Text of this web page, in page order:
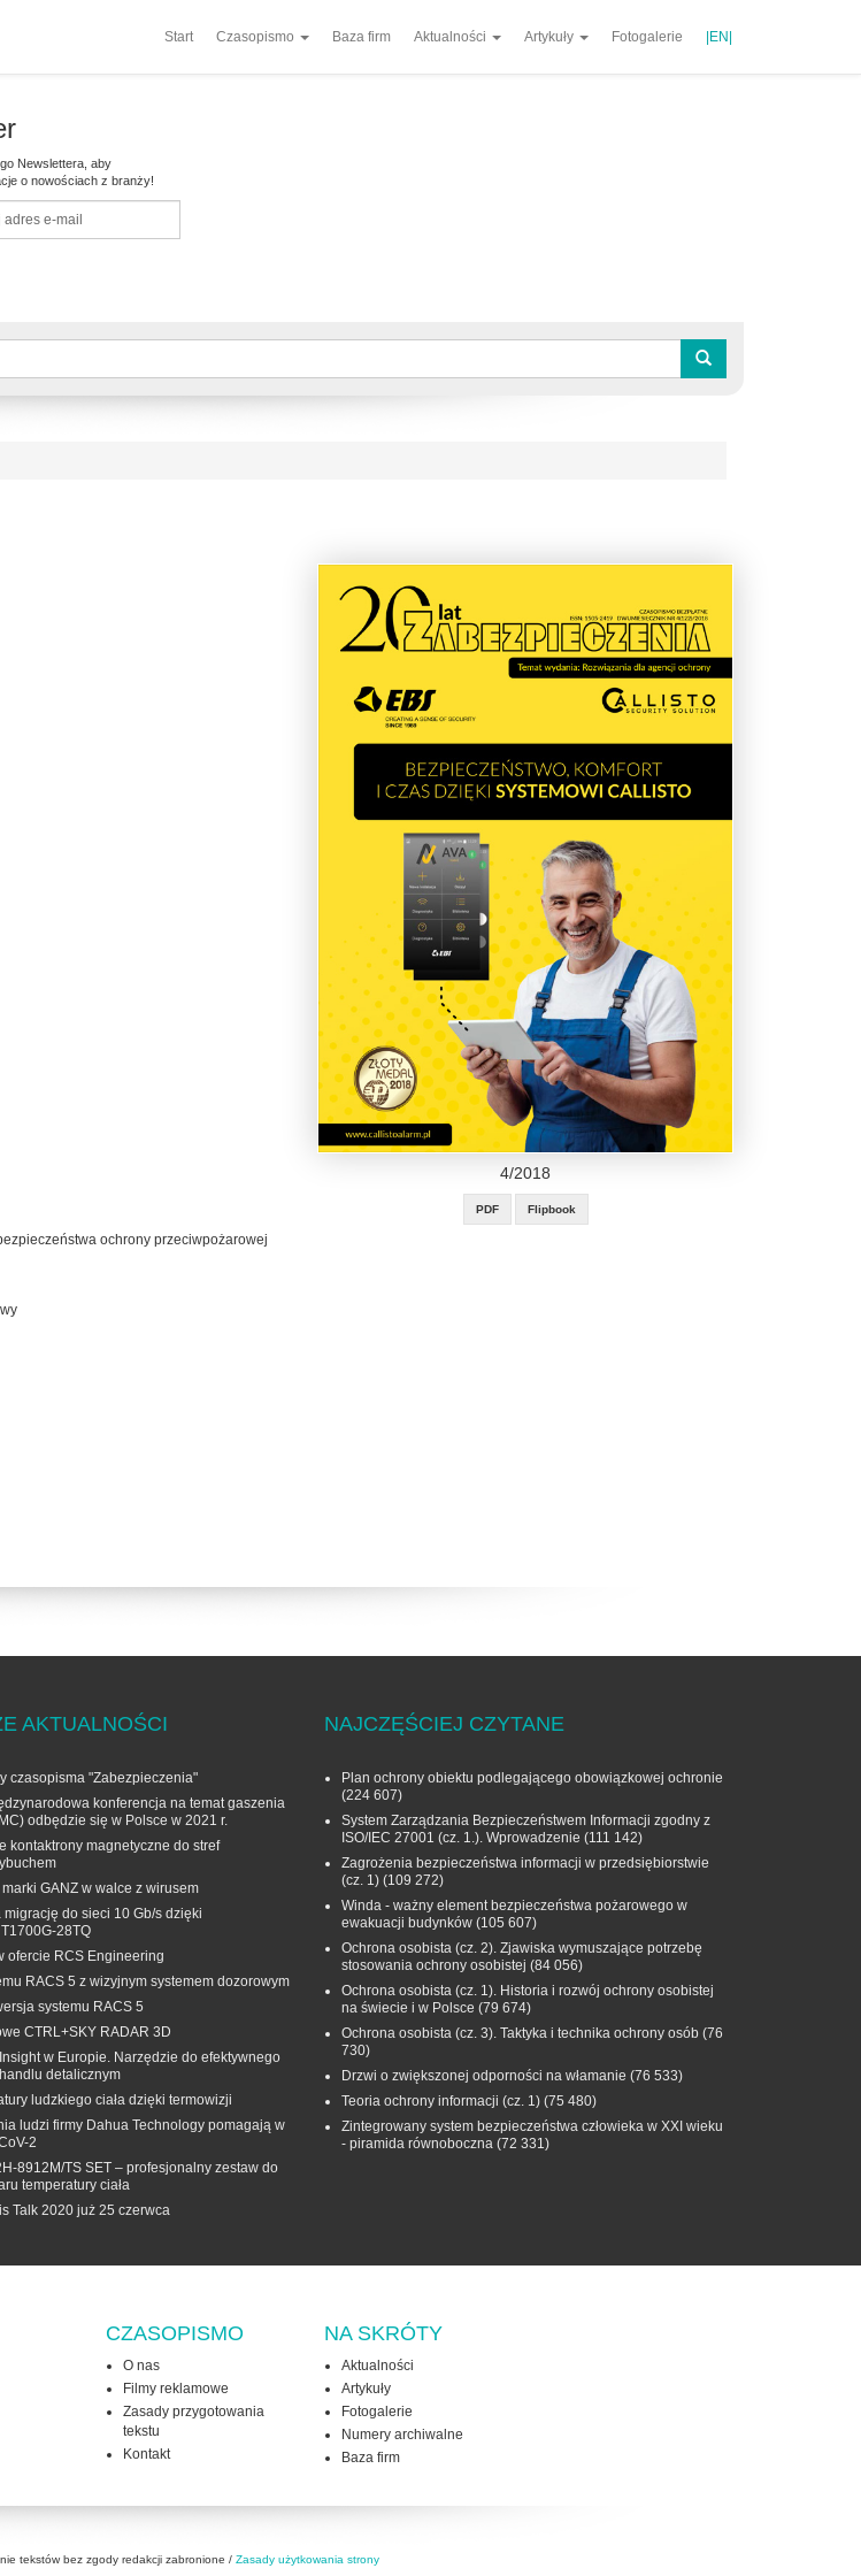
Start Czasopismo Baza firm Aktualności Artykuły Fotogalerie |EN|
Newslettera, aby
o nowościach z branży!
ochrony przeciwpożarowej
4/2018
PDF Flipbook
AKTUALNOŚCI
czasopisma "Zabezpieczenia"
konferencja na temat gaszenia
odbędzie się w Polsce w 2021 r.
kontaktrony magnetyczne do stref
GANZ w walce z wirusem
migrację do sieci 10 Gb/s dzięki
ofercie RCS Engineering
RACS 5 z wizyjnym systemem dozorowym
systemu RACS 5
CTRL+SKY RADAR 3D
w Europie. Narzędzie do efektywnego
detalicznym
ludzkiego ciała dzięki termowizji
ludzi firmy Dahua Technology pomagają w
2
8912M/TS SET – profesjonalny zestaw do
temperatury ciała
Talk 2020 już 25 czerwca
NAJCZĘŚCIEJ CZYTANE
Plan ochrony obiektu podlegającego obowiązkowej ochronie
(224 607)
System Zarządzania Bezpieczeństwem Informacji zgodny z
ISO/IEC 27001 (cz. 1.). Wprowadzenie (111 142)
Zagrożenia bezpieczeństwa informacji w przedsiębiorstwie
(cz. 1) (109 272)
Winda - ważny element bezpieczeństwa pożarowego w
ewakuacji budynków (105 607)
Ochrona osobista (cz. 2). Zjawiska wymuszające potrzebę
stosowania ochrony osobistej (84 056)
Ochrona osobista (cz. 1). Historia i rozwój ochrony osobistej
na świecie i w Polsce (79 674)
Ochrona osobista (cz. 3). Taktyka i technika ochrony osób (76
730)
Drzwi o zwiększonej odporności na włamanie (76 533)
Teoria ochrony informacji (cz. 1) (75 480)
Zintegrowany system bezpieczeństwa człowieka w XXI wieku
- piramida równoboczna (72 331)
CZASOPISMO
O nas
Filmy reklamowe
Zasady przygotowania
tekstu
Kontakt
NA SKRÓTY
Aktualności
Artykuły
Fotogalerie
Numery archiwalne
Baza firm
tekstów bez zgody redakcji zabronione / Zasady użytkowania strony